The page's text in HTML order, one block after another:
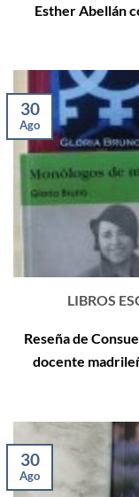
Esther Abellán
LIBROS
Reseña de
docente
30
Ago
30
Ago